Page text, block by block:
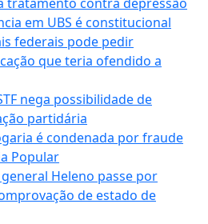
em UBS é constitucional
federais pode pedir
que teria ofendido a
nega possibilidade de
partidária
é condenada por fraude
Popular
Heleno passe por
de estado de